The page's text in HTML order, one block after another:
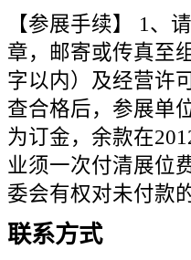
【参展手续】 1、
章，邮寄或传真至
字以内）及经营许
查合格后，参展单
为订金，余款在
业须一次付清展位
委会有权对未付款
联系方式